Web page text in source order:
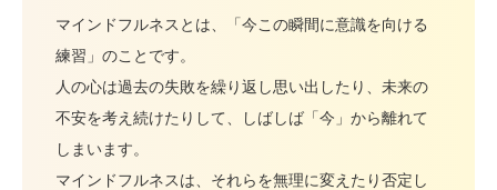
マインドフルネスとは、「今この瞬間に意識を向ける
練習」のことです。
人の心は過去の失敗を繰り返し思い出したり、未来の
不安を考え続けたりして、しばしば「今」から離れて
しまいます。
マインドフルネスは、それらを無理に変えたり否定し